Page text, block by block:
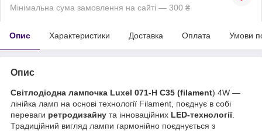
Мінімальна сума замовлення на сайті — 300 ₴
Опис Характеристики Доставка Оплата Умови
Опис
Світлодіодна лампочка Luxel 071-H C35 (filament) 4W —
лінійка ламп на основі технології Filament, поєднує в собі
переваги ретродизайну та інноваційних LED-технології.
Традиційний вигляд лампи гармонійно поєднується з